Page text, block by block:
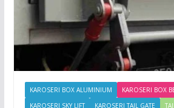
KAROSERI BOX ALUMINIUM
KAROSERI BOX
KAROSERI SKY LIFT
KAROSERI TAIL GATE